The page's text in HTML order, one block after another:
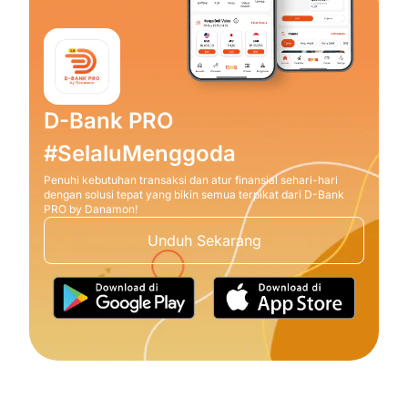
D-Bank PRO
#SelaluMenggoda
Penuhi kebutuhan transaksi dan atur finansial sehari-hari
dengan solusi tepat yang bikin semua terpikat dari D-Bank
PRO by Danamon!
Unduh Sekarang